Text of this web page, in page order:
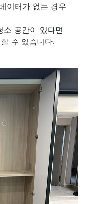
이터가 없는 경우
소 공간이 있다면
수 있습니다.